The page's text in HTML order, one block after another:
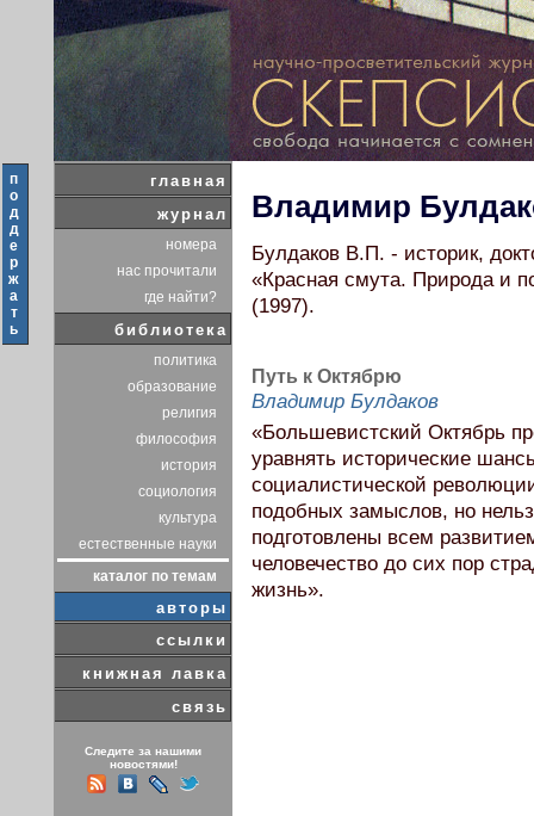
п
о
д
д
е
р
ж
а
т
ь
главная
журнал
номера
нас прочитали
где найти?
библиотека
политика
образование
религия
философия
история
социология
культура
естественные науки
каталог по темам
авторы
ссылки
книжная лавка
связь
Следите за нашими
новостями!
Владимир
Булдаков В.П. - историк,
«Красная смута. Природа и
(1997).
Путь к Октябрю
Владимир Булдаков
«Большевистский Октябрь
уравнять исторические
социалистической
подобных замыслов, но
подготовлены всем
человечество до сих пор
жизнь».